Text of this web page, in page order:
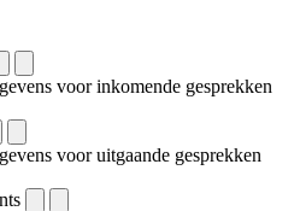
voor inkomende gesprekken
voor uitgaande gesprekken